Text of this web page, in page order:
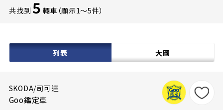
共找到 5 輛車（顯示1〜5件）
列表 大圖
SKODA/司可達
Goo鑑定車